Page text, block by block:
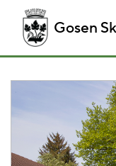
Gosen